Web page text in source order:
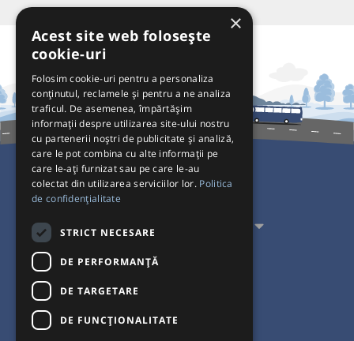
Pentru Călători
Pentru Transportatori
Interacționăm
Acceptăm plăți cu
×
Acest site web folosește
cookie-uri
Folosim cookie-uri pentru a personaliza
conținutul, reclamele și pentru a ne analiza
traficul. De asemenea, împărtășim
informații despre utilizarea site-ului nostru
cu partenerii noștri de publicitate și analiză,
care le pot combina cu alte informații pe
care le-ați furnizat sau pe care le-au
colectat din utilizarea serviciilor lor. Politica
de confidențialitate
STRICT NECESARE
DE PERFORMANȚĂ
DE TARGETARE
DE FUNCŢIONALITATE